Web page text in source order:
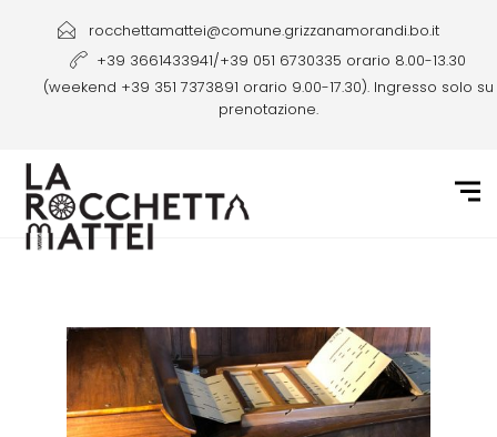
rocchettamattei@comune.grizzanamorandi.bo.it
+39 3661433941/+39 051 6730335 orario 8.00-13.30
(weekend +39 351 7373891 orario 9.00-17.30). Ingresso solo su
prenotazione.